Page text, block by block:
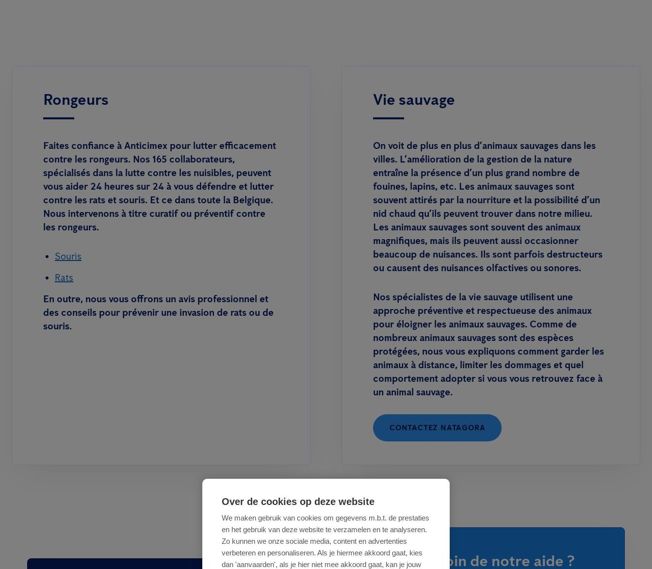
Rongeurs
Faites confiance à Anticimex pour lutter efficacement
contre les rongeurs. Nos 165 collaborateurs,
spécialisés dans la lutte contre les nuisibles, peuvent
vous aider 24 heures sur 24 à vous défendre et lutter
contre les rats et souris. Et ce dans toute la Belgique.
Nous intervenons à titre curatif ou préventif contre
les rongeurs.
Souris
Rats
En outre, nous vous offrons un avis professionnel et
des conseils pour prévenir une invasion de rats ou de
souris.
Vie sauvage
On voit de plus en plus d’animaux sauvages dans les
villes. L’amélioration de la gestion de la nature
entraîne la présence d’un plus grand nombre de
fouines, lapins, etc. Les animaux sauvages sont
souvent attirés par la nourriture et la possibilité d’un
nid chaud qu’ils peuvent trouver dans notre milieu.
Les animaux sauvages sont souvent des animaux
magnifiques, mais ils peuvent aussi occasionner
beaucoup de nuisances. Ils sont parfois destructeurs
ou causent des nuisances olfactives ou sonores.
Nos spécialistes de la vie sauvage utilisent une
approche préventive et respectueuse des animaux
pour éloigner les animaux sauvages. Comme de
nombreux animaux sauvages sont des espèces
protégées, nous vous expliquons comment garder les
animaux à distance, limiter les dommages et quel
comportement adopter si vous vous retrouvez face à
un animal sauvage.
CONTACTEZ NATAGORA
Avez-vous besoin de notre aide ?
Over de cookies op deze website
We maken gebruik van cookies om gegevens m.b.t. de prestaties
en het gebruik van deze website te verzamelen en te analyseren.
Zo kunnen we onze sociale media, content en advertenties
verbeteren en personaliseren. Als je hiermee akkoord gaat, kies
dan 'aanvaarden', als je hier niet mee akkoord gaat, kan je jouw